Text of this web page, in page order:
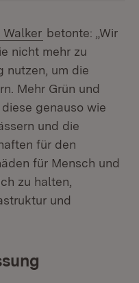
Walker betonte: „Wir
nicht mehr zu
nutzen, um die
Mehr Grün und
genauso wie
und die
für den
für Mensch und
zu halten,
und